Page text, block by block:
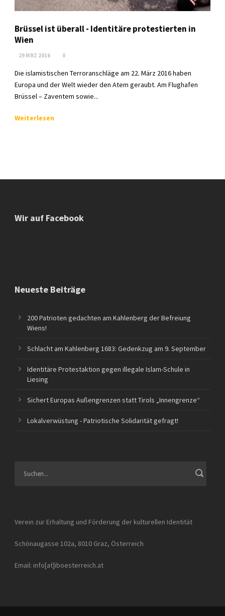
Brüssel ist überall - Identitäre protestierten in
Wien
29 MRZ 2016 0
Die islamistischen Terroranschläge am 22. März 2016 haben
Europa und der Welt wieder den Atem geraubt. Am Flughafen
Brüssel – Zaventem sowie...
Weiterlesen
Wir auf Facebook
Neueste Beiträge
200 Patrioten gedachten am Kahlenberg der Befreiung
Wiens!
Schlacht am Kahlenberg 1683: Gedenkzug am 9. September
Identitäre Protestaktion gegen illegale Islam-Schule in
Liesing
Sichert Europas Außengrenzen statt Tirols „Innengrenze“
Lokalverwüstung - Patriotische Solidarität gefragt!
Verein zur Erhaltung und Förderung der kulturellen Identität
Schönaugasse 102a, 8010 Graz, Österreich
Email: info[at]iboesterreich.at